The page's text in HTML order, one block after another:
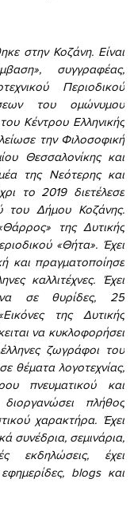
στην Κοζάνη. Είναι
συγγραφέας,
Περιοδικού
του ομώνυμου
Κέντρου Ελληνικής
την Φιλοσοφική
Θεσσαλονίκης και
της Νεότερης και
το 2019 διετέλεσε
του Δήμου Κοζάνης.
της Δυτικής
«Θήτα». Έχει
και πραγματοποίησε
καλλιτέχνες. Έχει
σε θυρίδες, 25
της Δυτικής
να κυκλοφορήσει
ζωγράφοι του
θέματα λογοτεχνίας,
πνευματικού και
πλήθος
χαρακτήρα. Έχει
συνέδρια, σεμινάρια,
εκδηλώσεις, έχει
blogs και